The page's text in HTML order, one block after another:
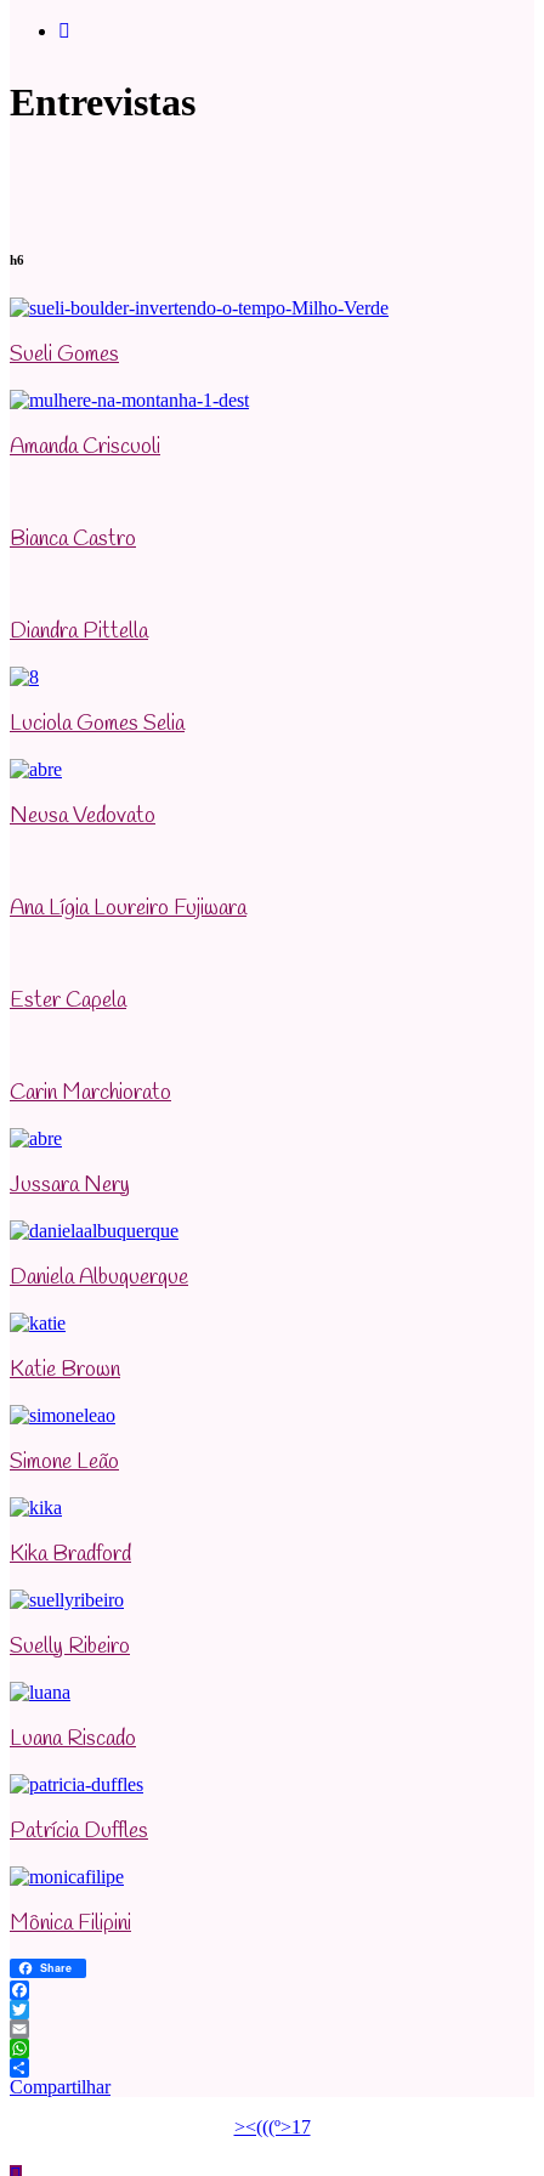
Entrevistas
h6
Sueli Gomes
Amanda Criscuoli
Bianca Castro
Diandra Pittella
Luciola Gomes Selia
Neusa Vedovato
Ana Lígia Loureiro Fujiwara
Ester Capela
Carin Marchiorato
Jussara Nery
Daniela Albuquerque
Katie Brown
Simone Leão
Kika Bradford
Suelly Ribeiro
Luana Riscado
Patrícia Duffles
Mônica Filipini
Share
Facebook
Twitter
Email
WhatsApp
Compartilhar
><(((º>17